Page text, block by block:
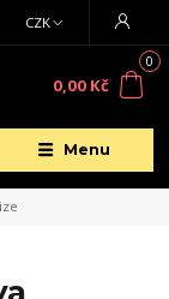
Menu
CZK
0
0,00 Kč